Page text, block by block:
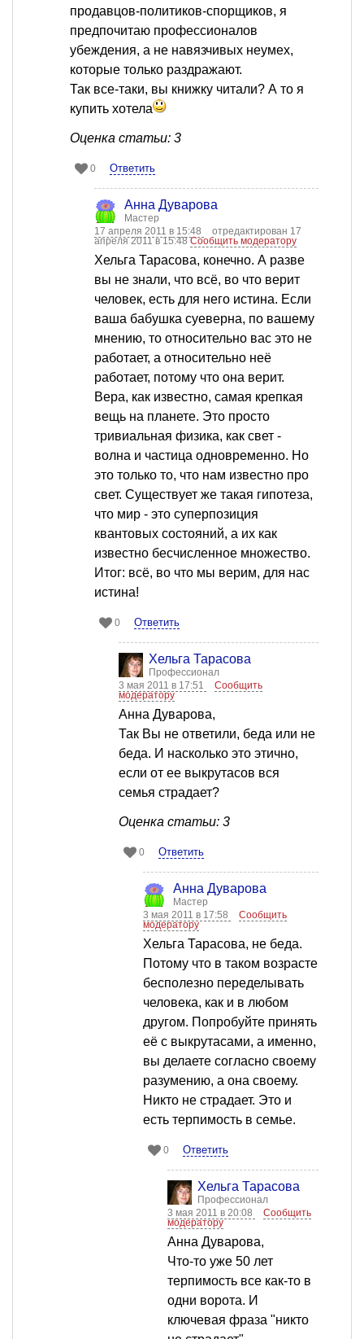
продавцов-политиков-спорщиков, я
предпочитаю профессионалов
убеждения, а не навязчивых неумех,
которые только раздражают.
Так все-таки, вы книжку читали? А то я
купить хотела
Оценка статьи: 3
0 Ответить
Анна Дуварова
Мастер
17 апреля 2011 в 15:48
отредактирован 17
апреля 2011 в 15:48Сообщить модератору
Хельга Тарасова, конечно. А разве
вы не знали, что всё, во что верит
человек, есть для него истина. Если
ваша бабушка суеверна, по вашему
мнению, то относительно вас это не
работает, а относительно неё
работает, потому что она верит.
Вера, как известно, самая крепкая
вещь на планете. Это просто
тривиальная физика, как свет -
волна и частица одновременно. Но
это только то, что нам известно про
свет. Существует же такая гипотеза,
что мир - это суперпозиция
квантовых состояний, а их как
известно бесчисленное множество.
Итог: всё, во что мы верим, для нас
истина!
0 Ответить
Хельга Тарасова
Профессионал
3 мая 2011 в 17:51
Сообщить
модератору
Анна Дуварова,
Так Вы не ответили, беда или не
беда. И насколько это этично,
если от ее выкрутасов вся
семья страдает?
Оценка статьи: 3
0 Ответить
Анна Дуварова
Мастер
3 мая 2011 в 17:58
Сообщить
модератору
Хельга Тарасова, не беда.
Потому что в таком возрасте
бесполезно переделывать
человека, как и в любом
другом. Попробуйте принять
её с выкрутасами, а именно,
вы делаете согласно своему
разумению, а она своему.
Никто не страдает. Это и
есть терпимость в семье.
0 Ответить
Хельга Тарасова
Профессионал
3 мая 2011 в 20:08
Сообщить
модератору
Анна Дуварова,
Что-то уже 50 лет
терпимость все как-то в
одни ворота. И
ключевая фраза "никто